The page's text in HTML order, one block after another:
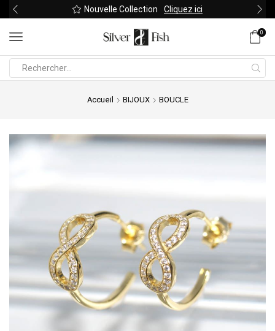
Nouvelle Collection Cliquez ici
0
Accueil BIJOUX BOUCLE